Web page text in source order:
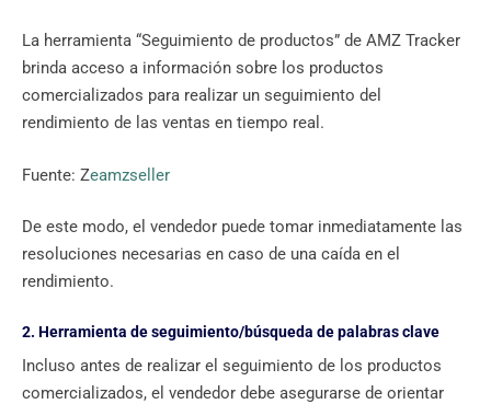
La herramienta “Seguimiento de productos” de AMZ Tracker
brinda acceso a información sobre los productos
comercializados para realizar un seguimiento del
rendimiento de las ventas en tiempo real.
Fuente: Zeamzseller
De este modo, el vendedor puede tomar inmediatamente las
resoluciones necesarias en caso de una caída en el
rendimiento.
2. Herramienta de seguimiento/búsqueda de palabras clave
Incluso antes de realizar el seguimiento de los productos
comercializados, el vendedor debe asegurarse de orientar